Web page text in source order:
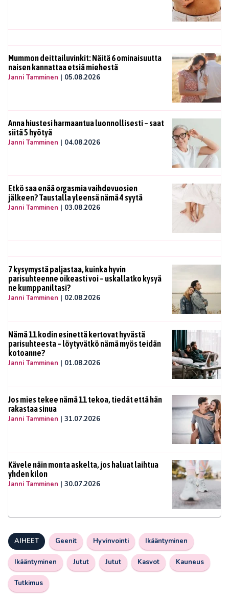
Mummon deittailuvinkit: Näitä 6 ominaisuutta
naisen kannattaa etsiä miehestä
Janni Tamminen | 05.08.2026
Anna hiustesi harmaantua luonnollisesti – saat
siitä 5 hyötyä
Janni Tamminen | 04.08.2026
Etkö saa enää orgasmia vaihdevuosien
jälkeen? Taustalla yleensä nämä 4 syytä
Janni Tamminen | 03.08.2026
7 kysymystä paljastaa, kuinka hyvin
parisuhteenne oikeasti voi – uskallatko kysyä
ne kumppaniltasi?
Janni Tamminen | 02.08.2026
Nämä 11 kodin esinettä kertovat hyvästä
parisuhteesta – löytyvätkö nämä myös teidän
kotoanne?
Janni Tamminen | 01.08.2026
Jos mies tekee nämä 11 tekoa, tiedät että hän
rakastaa sinua
Janni Tamminen | 31.07.2026
Kävele näin monta askelta, jos haluat laihtua
yhden kilon
Janni Tamminen | 30.07.2026
AIHEET Geenit Hyvinvointi Ikääntyminen
Ikääntyminen Jutut Jutut Kasvot Kauneus
Tutkimus